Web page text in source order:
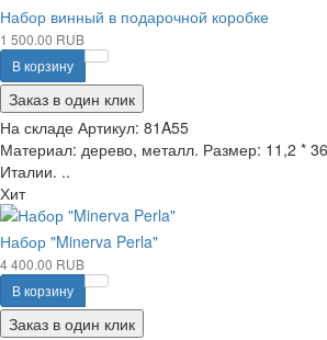
Набор винный в подарочной коробке
1 500.00 RUB
В корзину
Заказ в один клик
На складе Артикул: 81A55
Материал: дерево, металл. Размер: 11,2 *
Италии. ..
Хит
Набор "Minerva Perla"
4 400.00 RUB
В корзину
Заказ в один клик